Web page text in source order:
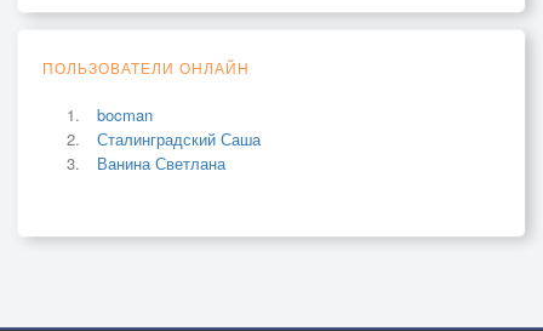
ПОЛЬЗОВАТЕЛИ ОНЛАЙН
bocman
Сталинградский Саша
Ванина Светлана